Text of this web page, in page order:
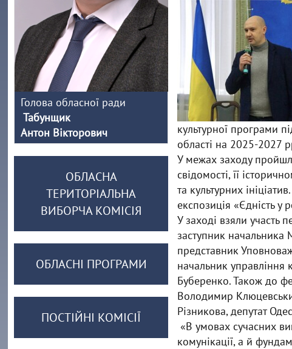
культурної програми
області на 2025-2027
У межах заходу
свідомості, її
та культурних
експозиція «Єдність у
У заході взяли участь
заступник
представник
начальник управління
Буберенко. Також до
Володимир
Різникова, депутат
«В умовах сучасних
комунікації, а й
Голова обласної ради
Табунщик
Антон Вікторович
ОБЛАСНА
ТЕРИТОРІАЛЬНА
ВИБОРЧА КОМІСІЯ
ОБЛАСНІ ПРОГРАМИ
ПОСТІЙНІ КОМІСІЇ